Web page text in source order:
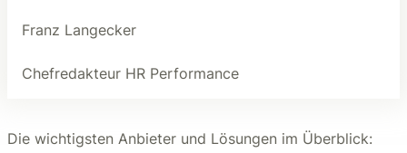
Franz Langecker
Chefredakteur HR Performance
Die wichtigsten Anbieter und Lösungen im Überblick: